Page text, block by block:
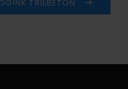
TRILBETON